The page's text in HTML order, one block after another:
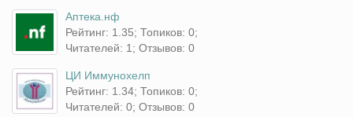
Аптека.нф
Рейтинг: 1.35; Топиков: 0;
Читателей: 1; Отзывов: 0
ЦИ Иммунохелп
Рейтинг: 1.34; Топиков: 0;
Читателей: 0; Отзывов: 0